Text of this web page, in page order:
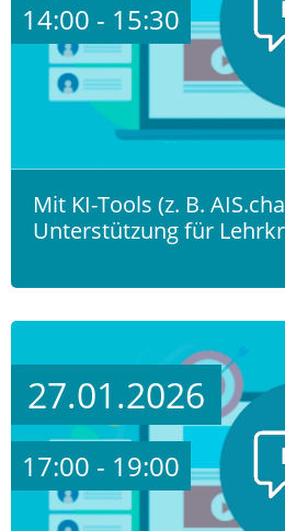
14:00 - 15:30
Mit KI-Tools (z. B.
Unterstützung für
27.01.2026
17:00 - 19:00